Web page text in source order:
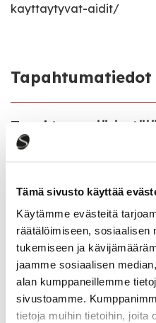
Tämä sivusto käyttää
Käytämme evästeitä
räätälöimiseen, sosiaalisen
tukemiseen ja
jaamme sosiaalisen
alan kumppaneillemme
sivustoamme.
tietoja muihin tietoihin, joita
kayttaytyvat-aidit/
Tapahtumatiedot
Tapahtuman järjestäjä
Liikelataamo Saarijärvi &
Rentontie 7, 43100
Pääsymaksu
22€ ennakko, ovelta 25€
Liput: https://
up-johanna-tohni-
811